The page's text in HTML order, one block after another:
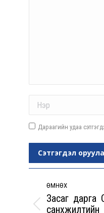
Дараагийн удаа
Сэтгэгдэл
navigation
ӨМНӨХ
Previous
Засаг дарга